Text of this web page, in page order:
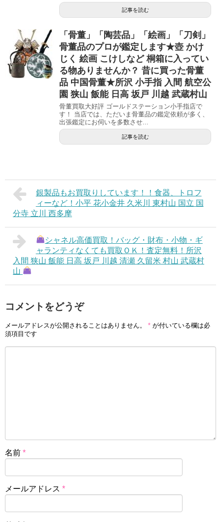
記事を読む
「骨董」「陶芸品」「絵画」「刀剣」
骨董品のプロが鑑定します★壺 かけ
じく 絵画 こけしなど 桐箱に入ってい
る物ありませんか？ 昔に買った骨董
品 中国骨董★所沢 小手指 入間 航空公
園 狭山 飯能 日高 坂戸 川越 武蔵村山
骨董買取大好評 ゴールドステーション小手指店で
す！ 当店では、ただいま骨董品の鑑定依頼が多く、
出張鑑定にお伺いを多数させ...
記事を読む
銀製品もお買取りしています！！食器、トロフ
ィーなど！小平 花小金井 久米川 東村山 国立 国
分寺 立川 西多摩
シャネル高価買取！バッグ・財布・小物・ギ
ャランティなくても買取ＯＫ！査定無料！所沢
入間 狭山 飯能 日高 坂戸 川越 清瀬 久留米 村山 武蔵村
山
コメントをどうぞ
メールアドレスが公開されることはありません。 * が付いている欄は必
須項目です
名前 *
メールアドレス *